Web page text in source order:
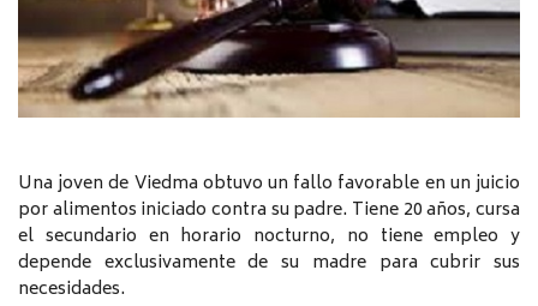
Una joven de Viedma obtuvo un fallo favorable en un juicio
por alimentos iniciado contra su padre. Tiene 20 años, cursa
el secundario en horario nocturno, no tiene empleo y
depende exclusivamente de su madre para cubrir sus
necesidades.